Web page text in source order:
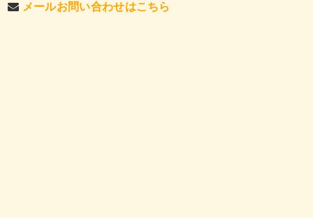
メールお問い合わせはこちら